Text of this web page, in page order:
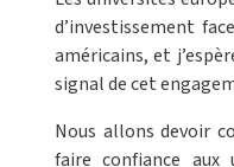
d’investissement
américains, et
signal de cet
Nous allons devoir
faire confiance